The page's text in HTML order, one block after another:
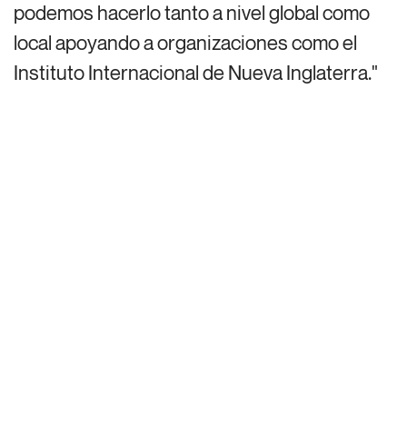
podemos hacerlo tanto a nivel global como
local apoyando a organizaciones como el
Instituto Internacional de Nueva Inglaterra."